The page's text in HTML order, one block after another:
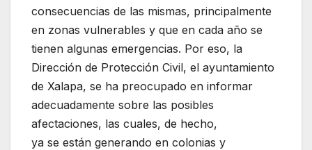
consecuencias de las mismas, principalmente
en zonas vulnerables y que en cada año se
tienen algunas emergencias. Por eso, la
Dirección de Protección Civil, el ayuntamiento
de Xalapa, se ha preocupado en informar
adecuadamente sobre las posibles
afectaciones, las cuales, de hecho,
ya se están generando en colonias y